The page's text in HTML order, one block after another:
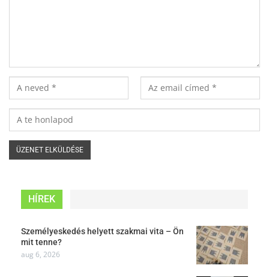
HÍREK
Személyeskedés helyett szakmai vita – Ön
mit tenne?
aug 6, 2026